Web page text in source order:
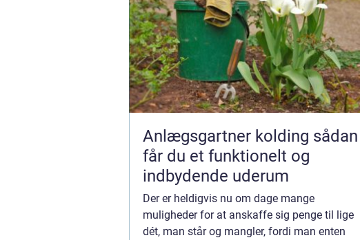
Anlægsgartner kolding sådan
får du et funktionelt og
indbydende uderum
Der er heldigvis nu om dage mange
muligheder for at anskaffe sig penge til lige
dét, man står og mangler, fordi man enten